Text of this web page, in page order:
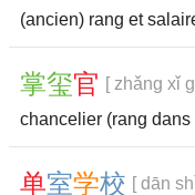
(ancien) rang et
掌玺官 [ zhǎng xǐ
chancelier (rang
单室学校 [ dān